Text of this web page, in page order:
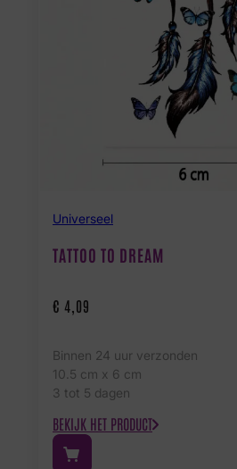
Universeel
TATTOO TO DREAM
€ 4,09
Binnen 24 uur verzonden
10.5 cm x 6 cm
3 tot 5 dagen
BEKIJK HET PRODUCT